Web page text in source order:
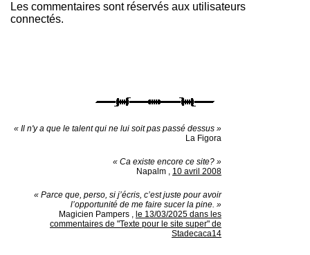
Les commentaires sont réservés aux utilisateurs
connectés.
« Il n'y a que le talent qui ne lui soit pas passé dessus »
La Figora
« Ca existe encore ce site? »
Napalm , 10 avril 2008
« Parce que, perso, si j’écris, c’est juste pour avoir
l’opportunité de me faire sucer la pine. »
Magicien Pampers , le 13/03/2025 dans les
commentaires de "Texte pour le site super" de
Stadecaca14